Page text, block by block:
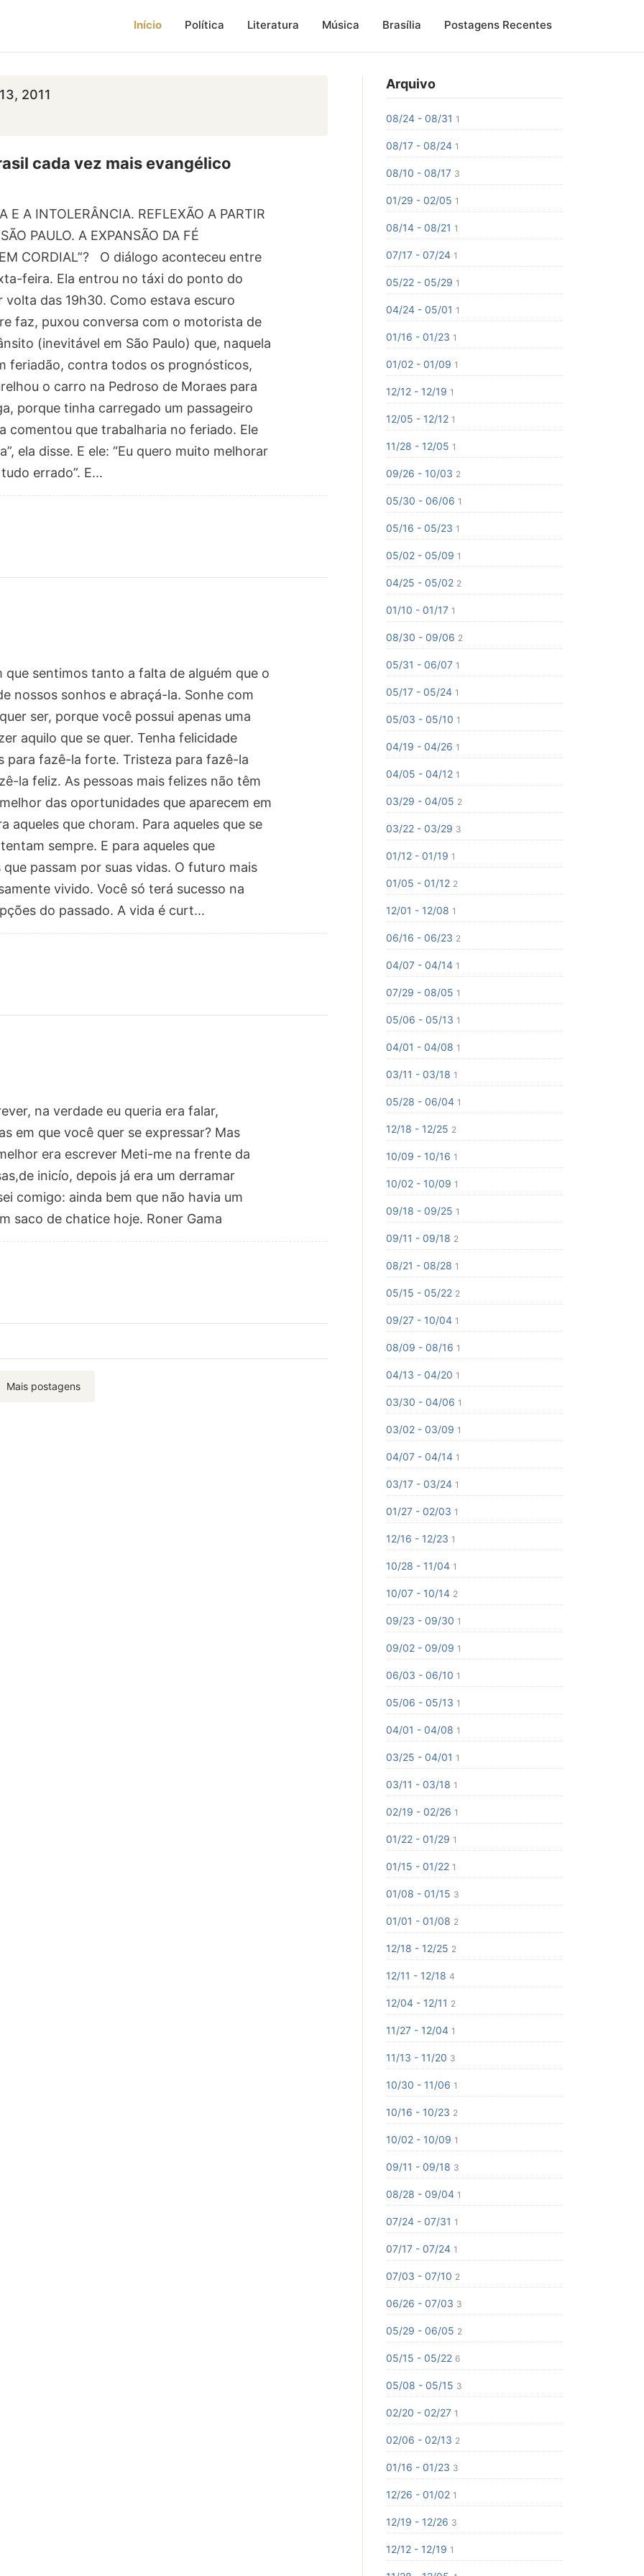
Início Política Literatura Música Brasília Postagens Recentes
2011
cada vez mais evangélico
E A INTOLERÂNCIA. REFLEXÃO A PARTIR
PAULO. A EXPANSÃO DA FÉ
CORDIAL”? O diálogo aconteceu entre
feira. Ela entrou no táxi do ponto do
volta das 19h30. Como estava escuro
faz, puxou conversa com o motorista de
(inevitável em São Paulo) que, naquela
feriadão, contra todos os prognósticos,
o carro na Pedroso de Moraes para
porque tinha carregado um passageiro
comentou que trabalharia no feriado. Ele
ela disse. E ele: “Eu quero muito melhorar
errado”. E...
sentimos tanto a falta de alguém que o
nossos sonhos e abraçá-la. Sonhe com
ser, porque você possui apenas uma
aquilo que se quer. Tenha felicidade
para fazê-la forte. Tristeza para fazê-la
la feliz. As pessoas mais felizes não têm
das oportunidades que aparecem em
aqueles que choram. Para aqueles que se
sempre. E para aqueles que
passam por suas vidas. O futuro mais
vivido. Você só terá sucesso na
do passado. A vida é curt...
na verdade eu queria era falar,
em que você quer se expressar? Mas
era escrever Meti-me na frente da
inicío, depois já era um derramar
comigo: ainda bem que não havia um
saco de chatice hoje. Roner Gama
Mais postagens
Arquivo
08/24 - 08/31 1
08/17 - 08/24 1
08/10 - 08/17 3
01/29 - 02/05 1
08/14 - 08/21 1
07/17 - 07/24 1
05/22 - 05/29 1
04/24 - 05/01 1
01/16 - 01/23 1
01/02 - 01/09 1
12/12 - 12/19 1
12/05 - 12/12 1
11/28 - 12/05 1
09/26 - 10/03 2
05/30 - 06/06 1
05/16 - 05/23 1
05/02 - 05/09 1
04/25 - 05/02 2
01/10 - 01/17 1
08/30 - 09/06 2
05/31 - 06/07 1
05/17 - 05/24 1
05/03 - 05/10 1
04/19 - 04/26 1
04/05 - 04/12 1
03/29 - 04/05 2
03/22 - 03/29 3
01/12 - 01/19 1
01/05 - 01/12 2
12/01 - 12/08 1
06/16 - 06/23 2
04/07 - 04/14 1
07/29 - 08/05 1
05/06 - 05/13 1
04/01 - 04/08 1
03/11 - 03/18 1
05/28 - 06/04 1
12/18 - 12/25 2
10/09 - 10/16 1
10/02 - 10/09 1
09/18 - 09/25 1
09/11 - 09/18 2
08/21 - 08/28 1
05/15 - 05/22 2
09/27 - 10/04 1
08/09 - 08/16 1
04/13 - 04/20 1
03/30 - 04/06 1
03/02 - 03/09 1
04/07 - 04/14 1
03/17 - 03/24 1
01/27 - 02/03 1
12/16 - 12/23 1
10/28 - 11/04 1
10/07 - 10/14 2
09/23 - 09/30 1
09/02 - 09/09 1
06/03 - 06/10 1
05/06 - 05/13 1
04/01 - 04/08 1
03/25 - 04/01 1
03/11 - 03/18 1
02/19 - 02/26 1
01/22 - 01/29 1
01/15 - 01/22 1
01/08 - 01/15 3
01/01 - 01/08 2
12/18 - 12/25 2
12/11 - 12/18 4
12/04 - 12/11 2
11/27 - 12/04 1
11/13 - 11/20 3
10/30 - 11/06 1
10/16 - 10/23 2
10/02 - 10/09 1
09/11 - 09/18 3
08/28 - 09/04 1
07/24 - 07/31 1
07/17 - 07/24 1
07/03 - 07/10 2
06/26 - 07/03 3
05/29 - 06/05 2
05/15 - 05/22 6
05/08 - 05/15 3
02/20 - 02/27 1
02/06 - 02/13 2
01/16 - 01/23 3
12/26 - 01/02 1
12/19 - 12/26 3
12/12 - 12/19 1